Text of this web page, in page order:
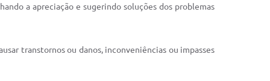
a apreciação e sugerindo soluções dos problemas
transtornos ou danos, inconveniências ou impasses